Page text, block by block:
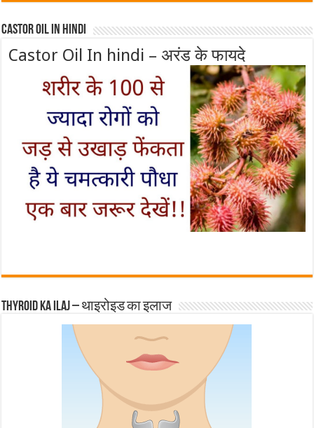
Castor Oil In Hindi
Castor Oil In hindi – अरंड के फायदे
Thyroid ka ilaj – थाइरोइड का इलाज